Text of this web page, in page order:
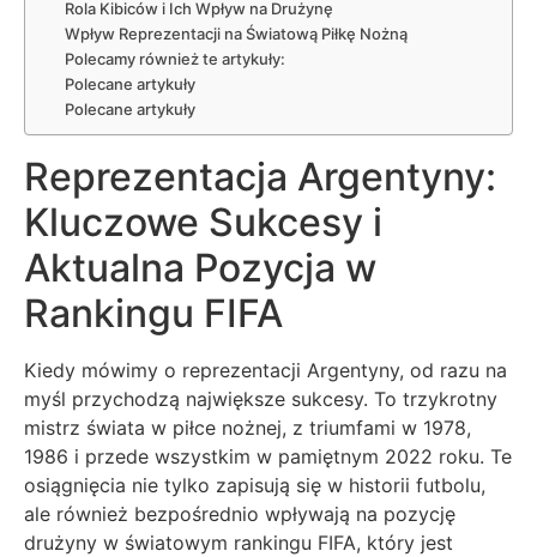
Rola Kibiców i Ich Wpływ na Drużynę
Wpływ Reprezentacji na Światową Piłkę Nożną
Polecamy również te artykuły:
Polecane artykuły
Polecane artykuły
Reprezentacja Argentyny:
Kluczowe Sukcesy i
Aktualna Pozycja w
Rankingu FIFA
Kiedy mówimy o reprezentacji Argentyny, od razu na
myśl przychodzą największe sukcesy. To trzykrotny
mistrz świata w piłce nożnej, z triumfami w 1978,
1986 i przede wszystkim w pamiętnym 2022 roku. Te
osiągnięcia nie tylko zapisują się w historii futbolu,
ale również bezpośrednio wpływają na pozycję
drużyny w światowym rankingu FIFA, który jest